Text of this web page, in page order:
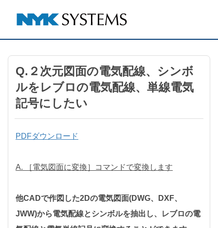
Q.２次元図面の電気配線、シンボ
ルをレブロの電気配線、単線電気
記号にしたい
PDFダウンロード
A. ［電気図面に変換］コマンドで変換します
他CADで作図した2Dの電気図面(DWG、DXF、
JWW)から電気配線とシンボルを抽出し、レブロの電